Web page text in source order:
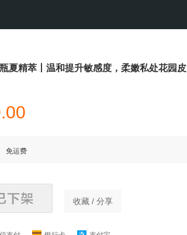
瓶夏精萃丨温和提升敏感度，柔嫩私处花园皮
免运费
收藏 / 分享